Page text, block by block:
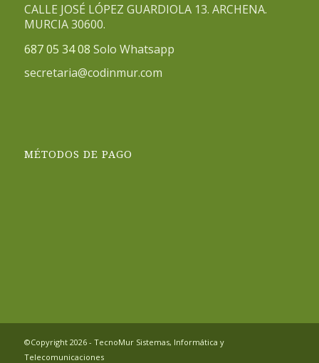
CALLE JOSÉ LÓPEZ GUARDIOLA 13. ARCHENA.
MURCIA 30600.
687 05 34 08 Solo Whatsapp
secretaria@codinmur.com
MÉTODOS DE PAGO
©Copyright 2026 - TecnoMur Sistemas, Informática y
Telecomunicaciones